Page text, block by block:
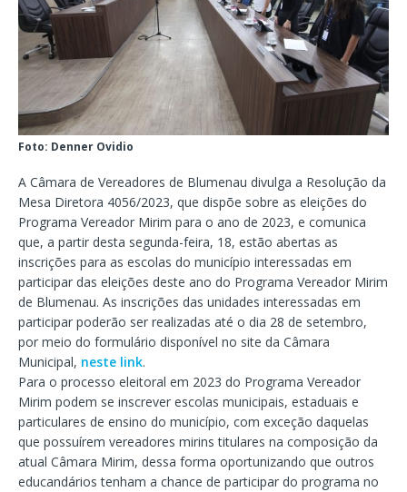
Foto: Denner Ovidio
A Câmara de Vereadores de Blumenau divulga a Resolução da
Mesa Diretora 4056/2023, que dispõe sobre as eleições do
Programa Vereador Mirim para o ano de 2023, e comunica
que, a partir desta segunda-feira, 18, estão abertas as
inscrições para as escolas do município interessadas em
participar das eleições deste ano do Programa Vereador Mirim
de Blumenau. As inscrições das unidades interessadas em
participar poderão ser realizadas até o dia 28 de setembro,
por meio do formulário disponível no site da Câmara
Municipal, neste link.
Para o processo eleitoral em 2023 do Programa Vereador
Mirim podem se inscrever escolas municipais, estaduais e
particulares de ensino do município, com exceção daquelas
que possuírem vereadores mirins titulares na composição da
atual Câmara Mirim, dessa forma oportunizando que outros
educandários tenham a chance de participar do programa no